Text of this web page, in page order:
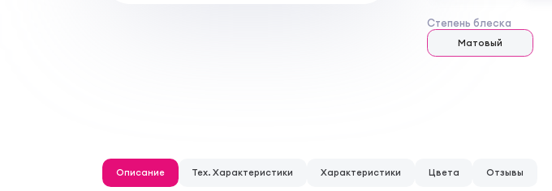
Степень блеска
Матовый
Описание Тех. Характеристики Характеристики Цвета Отзывы